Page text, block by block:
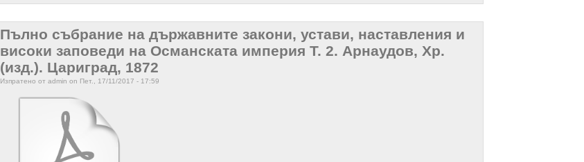
Пълно събрание на държавните закони, устави, наставления и
високи заповеди на Османската империя Т. 2. Арнаудов, Хр.
(изд.). Цариград, 1872
Изпратено от admin on Пет., 17/11/2017 - 17:59